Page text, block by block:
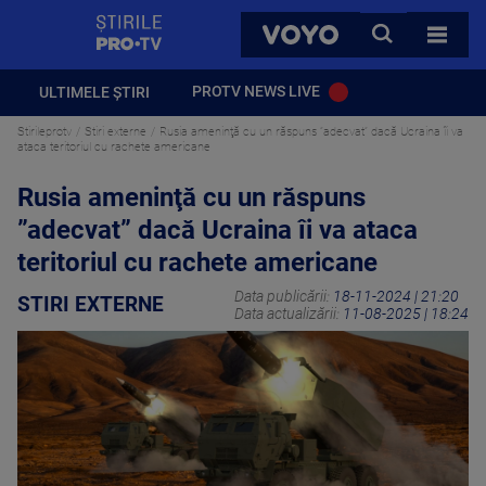
VOYO
CAUTA
TOATE
ULTIMELE ȘTIRI PROTV NEWS LIVE
Stirileprotv Stiri externe
Rusia ameninţă cu un răspuns ”adecvat” dacă Ucraina îi va
ataca teritoriul cu rachete americane
Rusia ameninţă cu un răspuns
”adecvat” dacă Ucraina îi va ataca
teritoriul cu rachete americane
STIRI EXTERNE Data publicării: 18-11-2024 | 21:20
Data actualizării: 11-08-2025 | 18:24